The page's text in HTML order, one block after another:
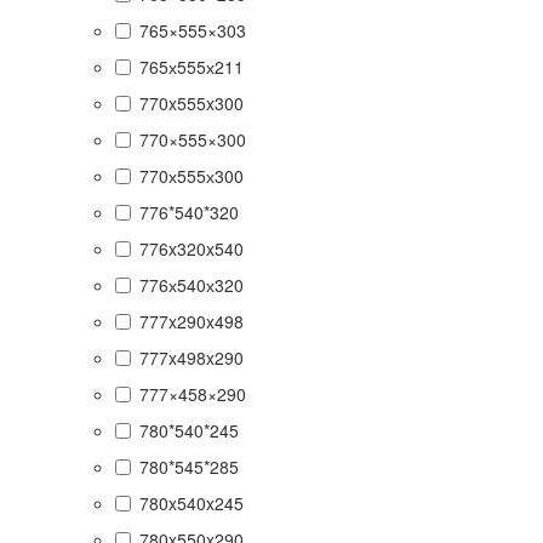
765×555×303
765х555х211
770x555x300
770×555×300
770х555х300
776*540*320
776x320x540
776х540х320
777x290x498
777x498x290
777×458×290
780*540*245
780*545*285
780x540x245